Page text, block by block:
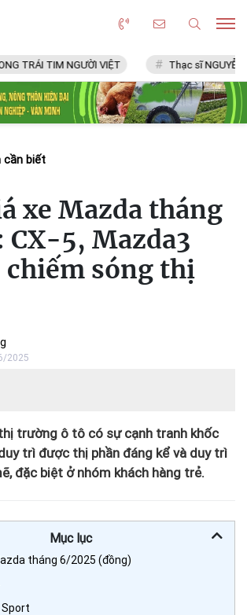
NGƯỜI VIỆT Thạc sĩ NGUYỄN VĂN CHÍ
cần biết
xe Mazda tháng
CX-5, Mazda3
sóng thị
2025
trường ô tô có sự cạnh tranh khốc
trì được thị phần đáng kể và duy trì
đặc biệt ở nhóm khách hàng trẻ.
Mục lục
tháng 6/2025 (đồng)
Sport